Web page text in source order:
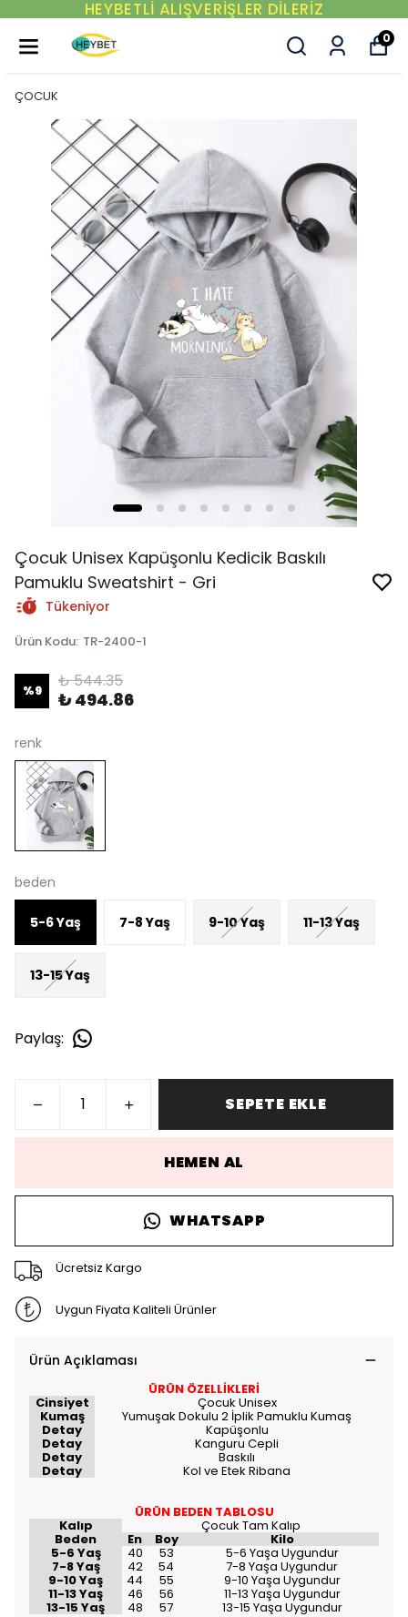
HEYBETLİ ALIŞVERİŞLER DİLERİZ
0
ÇOCUK
Çocuk Unisex Kapüşonlu Kedicik Baskılı
Pamuklu Sweatshirt - Gri
Tükeniyor
Ürün Kodu: TR-2400-1
%9 ₺ 544.35
₺ 494.86
renk
beden
5-6 Yaş 7-8 Yaş 9-10 Yaş 11-13 Yaş
13-15 Yaş
Paylaş:
SEPETE EKLE
HEMEN AL
WHATSAPP
Ücretsiz Kargo
Uygun Fiyata Kaliteli Ürünler
Ürün Açıklaması
ÜRÜN ÖZELLİKLERİ
Cinsiyet Çocuk Unisex
Kumaş Yumuşak Dokulu 2 İplik Pamuklu Kumaş
Detay Kapüşonlu
Detay Kanguru Cepli
Detay Baskılı
Detay Kol ve Etek Ribana
ÜRÜN BEDEN TABLOSU
Kalıp Çocuk Tam Kalıp
Beden En Boy Kilo
5-6 Yaş 40 53 5-6 Yaşa Uygundur
7-8 Yaş 42 54 7-8 Yaşa Uygundur
9-10 Yaş 44 55 9-10 Yaşa Uygundur
11-13 Yaş 46 56 11-13 Yaşa Uygundur
13-15 Yaş 48 57 13-15 Yaşa Uygundur